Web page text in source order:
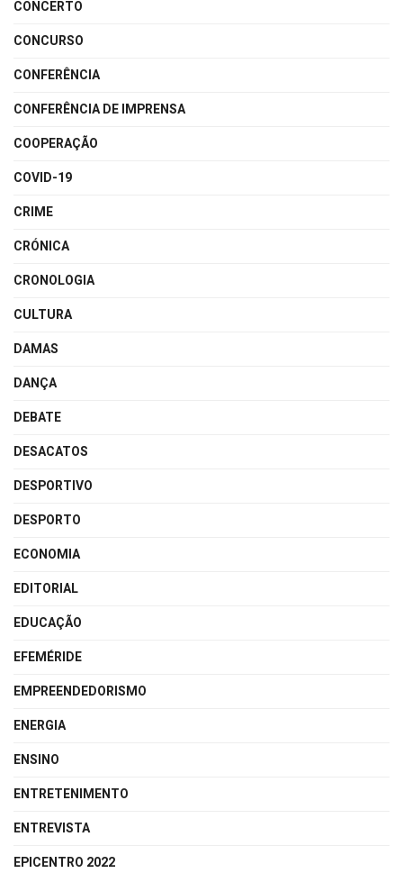
CONCERTO
CONCURSO
CONFERÊNCIA
CONFERÊNCIA DE IMPRENSA
COOPERAÇÃO
COVID-19
CRIME
CRÓNICA
CRONOLOGIA
CULTURA
DAMAS
DANÇA
DEBATE
DESACATOS
DESPORTIVO
DESPORTO
ECONOMIA
EDITORIAL
EDUCAÇÃO
EFEMÉRIDE
EMPREENDEDORISMO
ENERGIA
ENSINO
ENTRETENIMENTO
ENTREVISTA
EPICENTRO 2022